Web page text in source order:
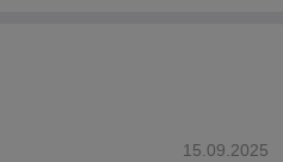
15.09.2025